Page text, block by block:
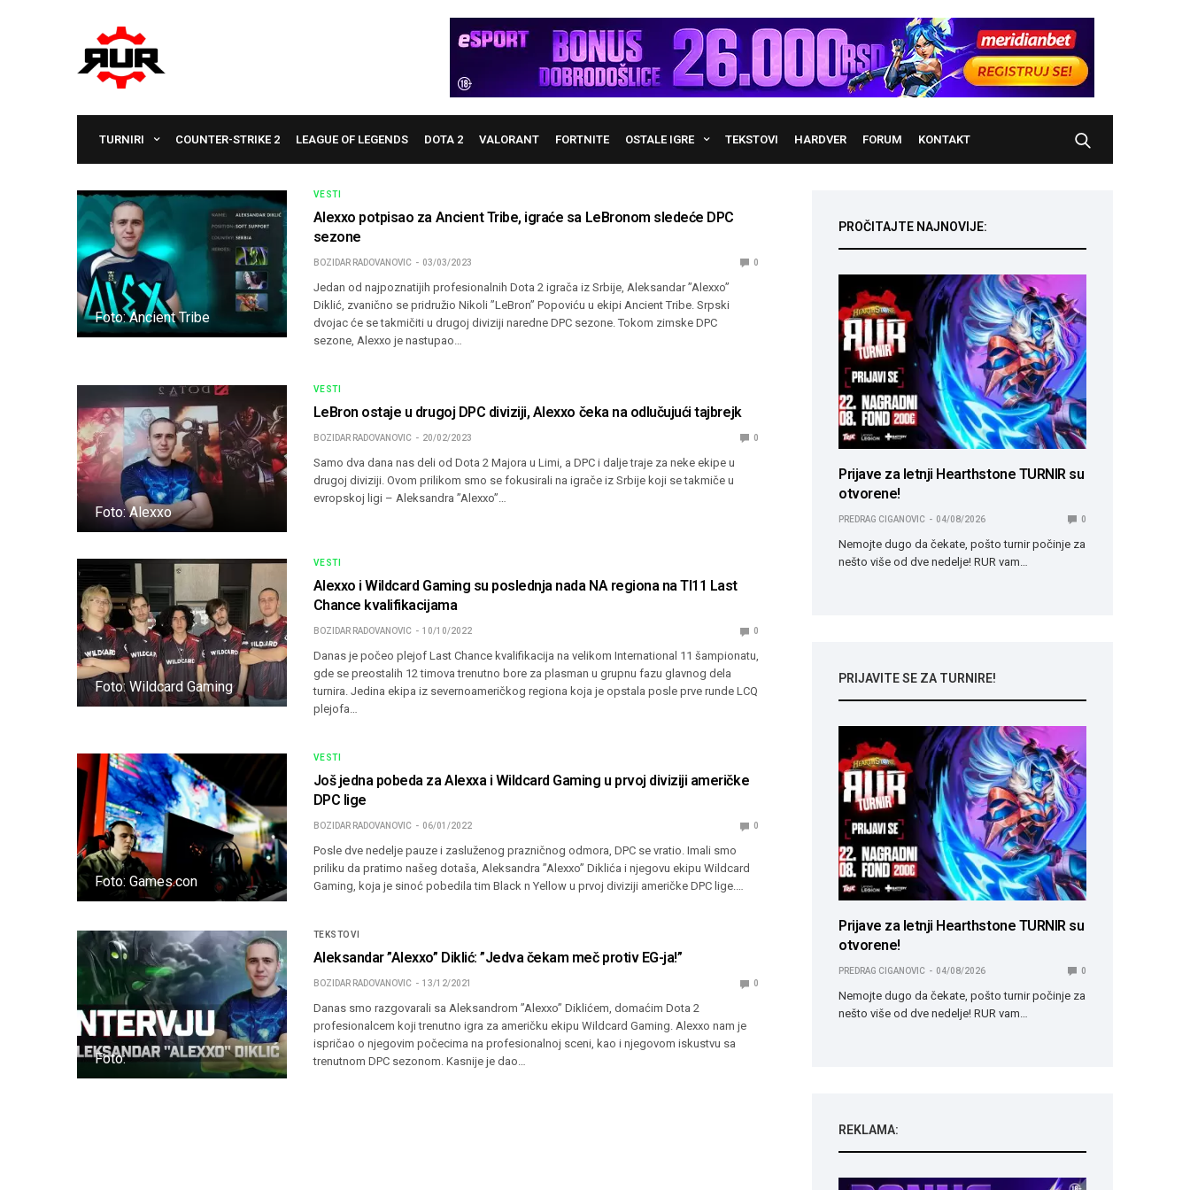
TURNIRI COUNTER-STRIKE 2 LEAGUE OF LEGENDS DOTA 2 VALORANT FORTNITE OSTALE IGRE TEKSTOVI HARDVER FORUM KONTAKT
Foto: Ancient Tribe
VESTI
Alexxo potpisao za Ancient Tribe, igraće sa LeBronom sledeće DPC
sezone
BOZIDAR RADOVANOVIC 03/03/2023 0
Jedan od najpoznatijih profesionalnih Dota 2 igrača iz Srbije, Aleksandar ”Alexxo”
Diklić, zvanično se pridružio Nikoli ”LeBron” Popoviću u ekipi Ancient Tribe. Srpski
dvojac će se takmičiti u drugoj diviziji naredne DPC sezone. Tokom zimske DPC
sezone, Alexxo je nastupao…
Foto: Alexxo
VESTI
LeBron ostaje u drugoj DPC diviziji, Alexxo čeka na odlučujući tajbrejk
BOZIDAR RADOVANOVIC 20/02/2023 0
Samo dva dana nas deli od Dota 2 Majora u Limi, a DPC i dalje traje za neke ekipe u
drugoj diviziji. Ovom prilikom smo se fokusirali na igrače iz Srbije koji se takmiče u
evropskoj ligi – Aleksandra ”Alexxo”…
Foto: Wildcard Gaming
VESTI
Alexxo i Wildcard Gaming su poslednja nada NA regiona na TI11 Last
Chance kvalifikacijama
BOZIDAR RADOVANOVIC 10/10/2022 0
Danas je počeo plejof Last Chance kvalifikacija na velikom International 11 šampionatu,
gde se preostalih 12 timova trenutno bore za plasman u grupnu fazu glavnog dela
turnira. Jedina ekipa iz severnoameričkog regiona koja je opstala posle prve runde LCQ
plejofa…
Foto: Games.con
VESTI
Još jedna pobeda za Alexxa i Wildcard Gaming u prvoj diviziji američke
DPC lige
BOZIDAR RADOVANOVIC 06/01/2022 0
Posle dve nedelje pauze i zasluženog prazničnog odmora, DPC se vratio. Imali smo
priliku da pratimo našeg dotaša, Aleksandra ”Alexxo” Diklića i njegovu ekipu Wildcard
Gaming, koja je sinoć pobedila tim Black n Yellow u prvoj diviziji američke DPC lige.…
Foto:
TEKSTOVI
Aleksandar ”Alexxo” Diklić: ”Jedva čekam meč protiv EG-ja!”
BOZIDAR RADOVANOVIC 13/12/2021 0
Danas smo razgovarali sa Aleksandrom ”Alexxo” Diklićem, domaćim Dota 2
profesionalcem koji trenutno igra za američku ekipu Wildcard Gaming. Alexxo nam je
ispričao o njegovim počecima na profesionalnoj sceni, kao i njegovom iskustvu sa
trenutnom DPC sezonom. Kasnije je dao…
PROČITAJTE NAJNOVIJE:
Prijave za letnji Hearthstone TURNIR su
otvorene!
PREDRAG CIGANOVIC 04/08/2026 0
Nemojte dugo da čekate, pošto turnir počinje za
nešto više od dve nedelje! RUR vam…
PRIJAVITE SE ZA TURNIRE!
Prijave za letnji Hearthstone TURNIR su
otvorene!
PREDRAG CIGANOVIC 04/08/2026 0
Nemojte dugo da čekate, pošto turnir počinje za
nešto više od dve nedelje! RUR vam…
REKLAMA: